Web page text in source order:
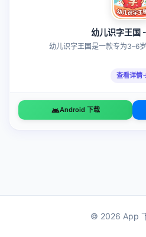
幼儿识字王国
幼儿识字王国是一款专为3–6
查看详情
Android 下载
© 2026 App